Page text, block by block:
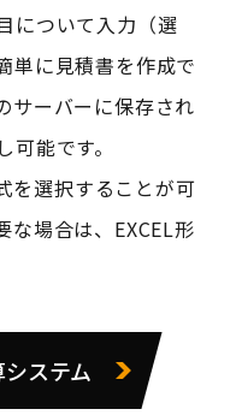
について入力（選
単に見積書を作成で
サーバーに保存され
能です。
を選択することが可
な場合は、EXCEL形
ステム